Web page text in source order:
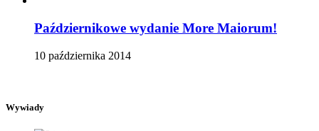
Październikowe wydanie More Maiorum!
10 października 2014
Wywiady